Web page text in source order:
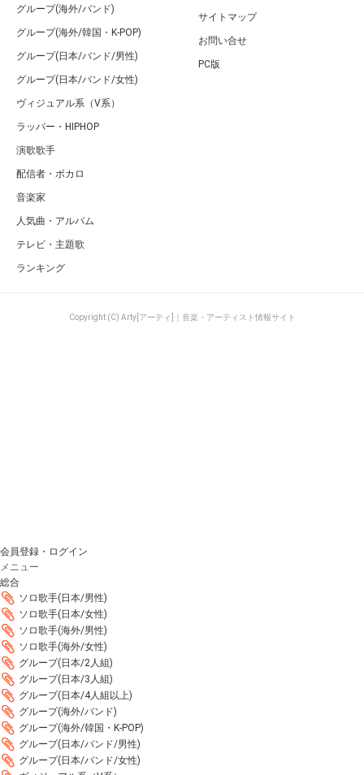
グループ(海外/バンド)
グループ(海外/韓国・K-POP)
グループ(日本/バンド/男性)
グループ(日本/バンド/女性)
ヴィジュアル系（V系）
ラッパー・HIPHOP
演歌歌手
配信者・ボカロ
音楽家
人気曲・アルバム
テレビ・主題歌
ランキング
サイトマップ
お問い合せ
PC版
Copyright (C) Arty[アーティ]｜音楽・アーティスト情報サイト
会員登録・ログイン
メニュー
総合
ソロ歌手(日本/男性)
ソロ歌手(日本/女性)
ソロ歌手(海外/男性)
ソロ歌手(海外/女性)
グループ(日本/2人組)
グループ(日本/3人組)
グループ(日本/4人組以上)
グループ(海外/バンド)
グループ(海外/韓国・K-POP)
グループ(日本/バンド/男性)
グループ(日本/バンド/女性)